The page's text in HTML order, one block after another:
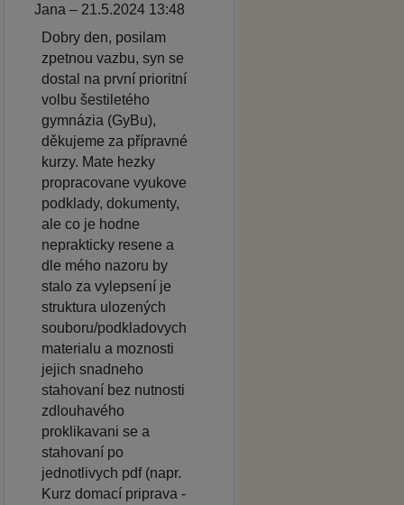
Jana – 21.5.2024 13:48
Dobry den, posilam
zpetnou vazbu, syn se
dostal na první prioritní
volbu šestiletého
gymnázia (GyBu),
děkujeme za přípravné
kurzy. Mate hezky
propracovane vyukove
podklady, dokumenty,
ale co je hodne
neprakticky resene a
dle mého nazoru by
stalo za vylepsení je
struktura ulozených
souboru/podkladovych
materialu a moznosti
jejich snadneho
stahovaní bez nutnosti
zdlouhavého
proklikavani se a
stahovaní po
jednotlivych pdf (napr.
Kurz domací priprava -